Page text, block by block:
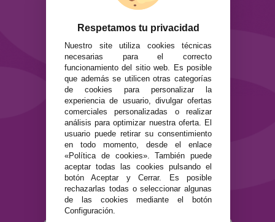
Envíos y devoluciones
Preguntas Frecuentes
Contacto
SEGURIDAD Y PRIVACIDAD
Términos y condiciones de uso
Política de privacidad
Política de cookies
Respetamos tu privacidad
Nuestro site utiliza cookies técnicas
necesarias para el correcto
funcionamiento del sitio web. Es posible
que además se utilicen otras categorías
de cookies para personalizar la
experiencia de usuario, divulgar ofertas
comerciales personalizadas o realizar
análisis para optimizar nuestra oferta. El
usuario puede retirar su consentimiento
en todo momento, desde el enlace
«Política de cookies». También puede
aceptar todas las cookies pulsando el
botón Aceptar y Cerrar. Es posible
rechazarlas todas o seleccionar algunas
de las cookies mediante el botón
Configuración.